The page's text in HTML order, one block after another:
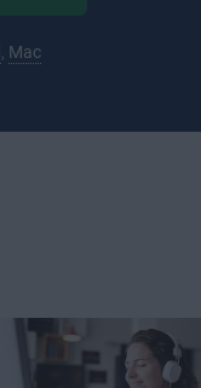
Mac